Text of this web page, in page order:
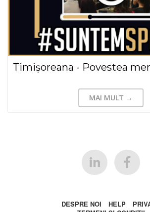
MAI MULT →
DESPRE NOI HELP